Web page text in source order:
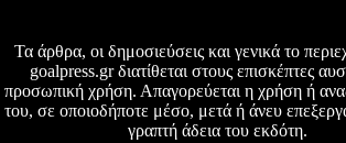
Τα άρθρα, οι δημοσιεύσεις και γενικά το
goalpress.gr διατίθεται στους επισκέπτες
προσωπική χρήση. Απαγορεύεται η χρήση ή
του, σε οποιοδήποτε μέσο, μετά ή άνευ
γραπτή άδεια του εκδότη.